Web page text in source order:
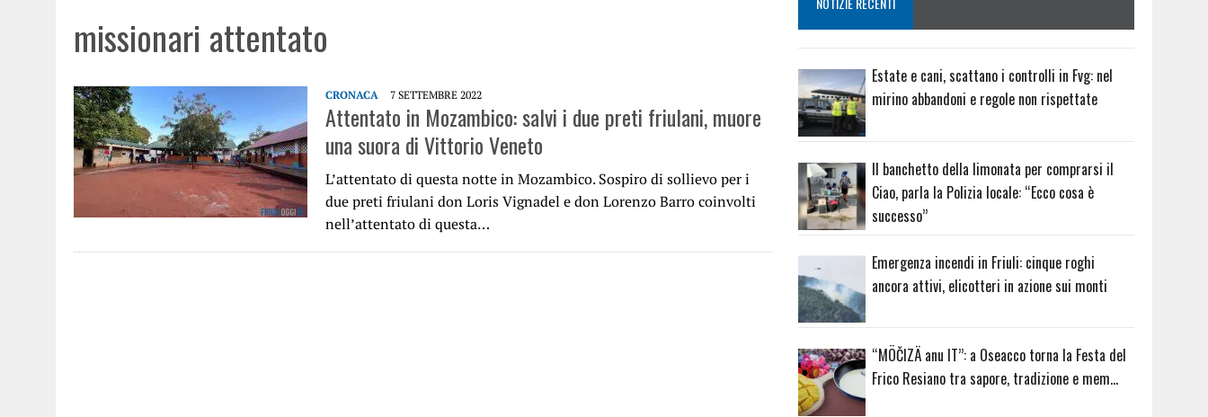
missionari attentato
CRONACA 7 SETTEMBRE 2022
Attentato in Mozambico: salvi i due preti friulani, muore
una suora di Vittorio Veneto
L’attentato di questa notte in Mozambico. Sospiro di sollievo per i
due preti friulani don Loris Vignadel e don Lorenzo Barro coinvolti
nell’attentato di questa…
Estate e cani, scattano i controlli in Fvg: nel
mirino abbandoni e regole non rispettate
Il banchetto della limonata per comprarsi il
Ciao, parla la Polizia locale: “Ecco cosa è
successo”
Emergenza incendi in Friuli: cinque roghi
ancora attivi, elicotteri in azione sui monti
“MÖČIZÄ anu IT”: a Oseacco torna la Festa del
Frico Resiano tra sapore, tradizione e mem…